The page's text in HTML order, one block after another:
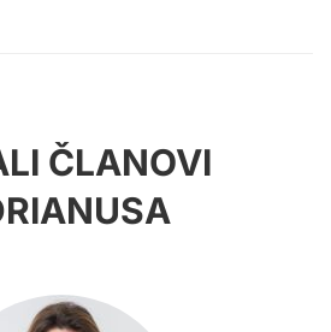
ČLANOVI